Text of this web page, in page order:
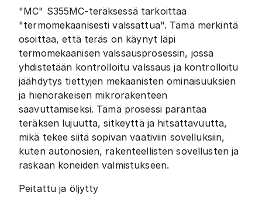
"MC" S355MC-teräksessä tarkoittaa
"termomekaanisesti valssattua". Tämä merkintä
osoittaa, että teräs on käynyt läpi
termomekaanisen valssausprosessin, jossa
yhdistetään kontrolloitu valssaus ja kontrolloitu
jäähdytys tiettyjen mekaanisten ominaisuuksien
ja hienorakeisen mikrorakenteen
saavuttamiseksi. Tämä prosessi parantaa
teräksen lujuutta, sitkeyttä ja hitsattavuutta,
mikä tekee siitä sopivan vaativiin sovelluksiin,
kuten autonosien, rakenteellisten sovellusten ja
raskaan koneiden valmistukseen.
Peitattu ja öljytty